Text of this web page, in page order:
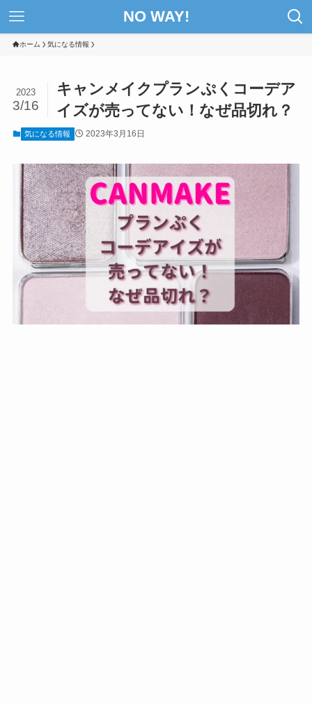
NO WAY!
ホーム 気になる情報
キャンメイクプランぷくコーデア
イズが売ってない！なぜ品切れ？
2023
3/16
気になる情報 2023年3月16日